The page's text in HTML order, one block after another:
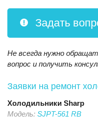
Задать
Не всегда нужно
вопрос и получить
Заявки на ремонт
Холодильники Sharp
Модель: SJPT-561 RB